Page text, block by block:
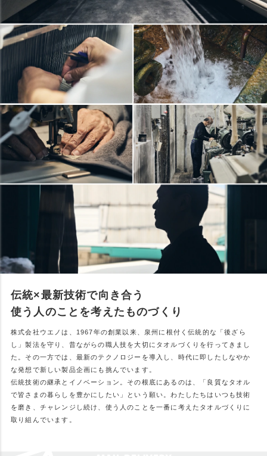
伝統×最新技術で向き合う
使う人のことを考えたものづくり
株式会社ウエノは、1967年の創業以来、泉州に根付く伝統的な「後ざら
し」製法を守り、昔ながらの職人技を大切にタオルづくりを行ってきまし
た。その一方では、最新のテクノロジーを導入し、時代に即したしなやか
な発想で新しい製品企画にも挑んでいます。
伝統技術の継承とイノベーション。その根底にあるのは、「良質なタオル
で皆さまの暮らしを豊かにしたい」という願い。わたしたちはいつも技術
を磨き、チャレンジし続け、使う人のことを一番に考えたタオルづくりに
取り組んでいます。